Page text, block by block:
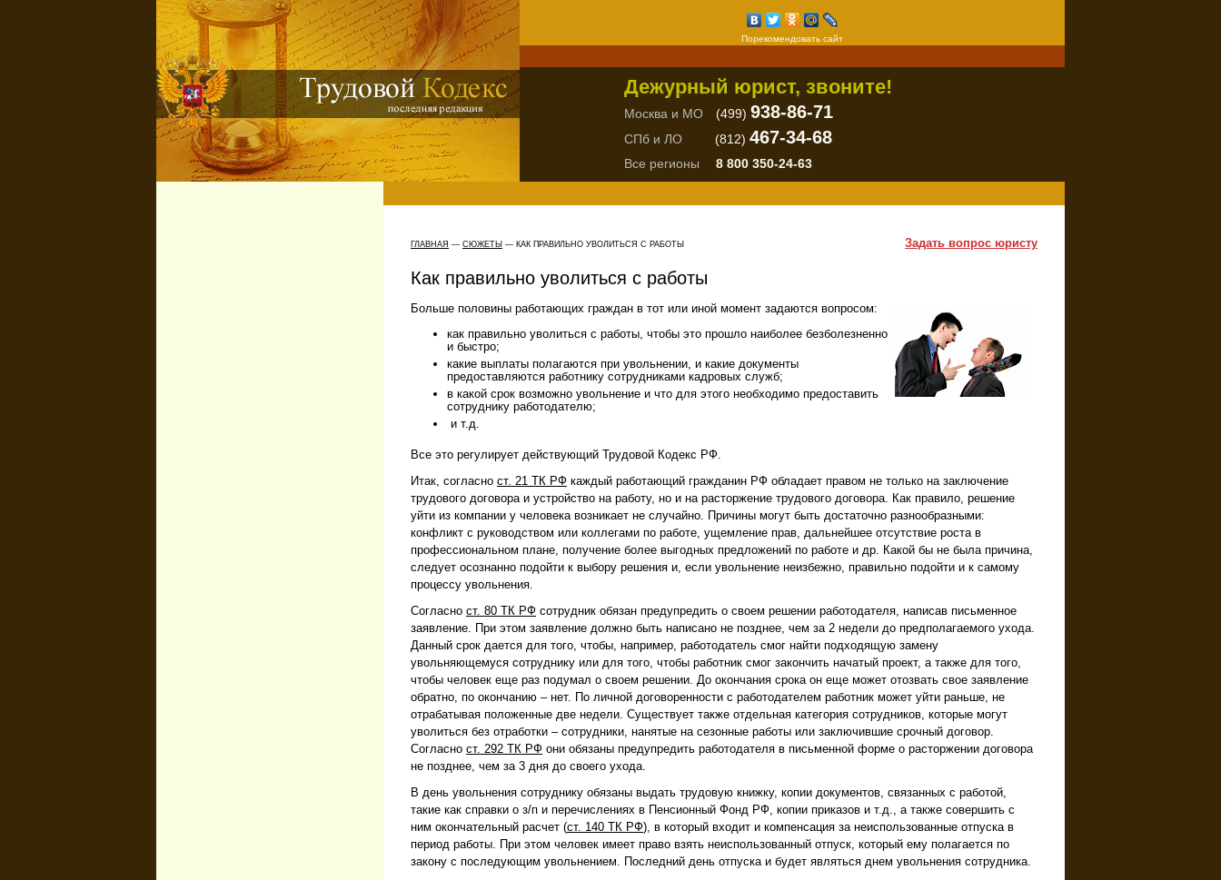
Порекомендовать сайт
Дежурный юрист, звоните!
Москва и МО (499) 938-86-71
СПб и ЛО (812) 467-34-68
Все регионы 8 800 350-24-63
ГЛАВНАЯ — СЮЖЕТЫ — КАК ПРАВИЛЬНО УВОЛИТЬСЯ С РАБОТЫ Задать вопрос юристу
Как правильно уволиться с работы
Больше половины работающих граждан в тот или иной момент задаются вопросом:
как правильно уволиться с работы, чтобы это прошло наиболее безболезненно
и быстро;
какие выплаты полагаются при увольнении, и какие документы
предоставляются работнику сотрудниками кадровых служб;
в какой срок возможно увольнение и что для этого необходимо предоставить
сотруднику работодателю;
и т.д.
Все это регулирует действующий Трудовой Кодекс РФ.
Итак, согласно ст. 21 TК РФ каждый работающий гражданин РФ обладает правом не только на заключение
трудового договора и устройство на работу, но и на расторжение трудового договора. Как правило, решение
уйти из компании у человека возникает не случайно. Причины могут быть достаточно разнообразными:
конфликт с руководством или коллегами по работе, ущемление прав, дальнейшее отсутствие роста в
профессиональном плане, получение более выгодных предложений по работе и др. Какой бы не была причина,
следует осознанно подойти к выбору решения и, если увольнение неизбежно, правильно подойти и к самому
процессу увольнения.
Согласно ст. 80 TК РФ сотрудник обязан предупредить о своем решении работодателя, написав письменное
заявление. При этом заявление должно быть написано не позднее, чем за 2 недели до предполагаемого ухода.
Данный срок дается для того, чтобы, например, работодатель смог найти подходящую замену
увольняющемуся сотруднику или для того, чтобы работник смог закончить начатый проект, а также для того,
чтобы человек еще раз подумал о своем решении. До окончания срока он еще может отозвать свое заявление
обратно, по окончанию – нет. По личной договоренности с работодателем работник может уйти раньше, не
отрабатывая положенные две недели. Существует также отдельная категория сотрудников, которые могут
уволиться без отработки – сотрудники, нанятые на сезонные работы или заключившие срочный договор.
Согласно ст. 292 TК РФ они обязаны предупредить работодателя в письменной форме о расторжении договора
не позднее, чем за 3 дня до своего ухода.
В день увольнения сотруднику обязаны выдать трудовую книжку, копии документов, связанных с работой,
такие как справки о з/п и перечислениях в Пенсионный Фонд РФ, копии приказов и т.д., а также совершить с
ним окончательный расчет (ст. 140 TК РФ), в который входит и компенсация за неиспользованные отпуска в
период работы. При этом человек имеет право взять неиспользованный отпуск, который ему полагается по
закону с последующим увольнением. Последний день отпуска и будет являться днем увольнения сотрудника.